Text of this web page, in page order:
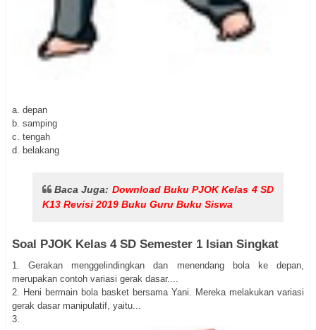
a. depan
b. samping
c. tengah
d. belakang
Baca Juga: Download Buku PJOK Kelas 4 SD
K13 Revisi 2019 Buku Guru Buku Siswa
Soal PJOK Kelas 4 SD Semester 1 Isian Singkat
1. Gerakan menggelindingkan dan menendang bola ke depan,
merupakan contoh variasi gerak dasar....
2. Heni bermain bola basket bersama Yani. Mereka melakukan variasi
gerak dasar manipulatif, yaitu...
3.